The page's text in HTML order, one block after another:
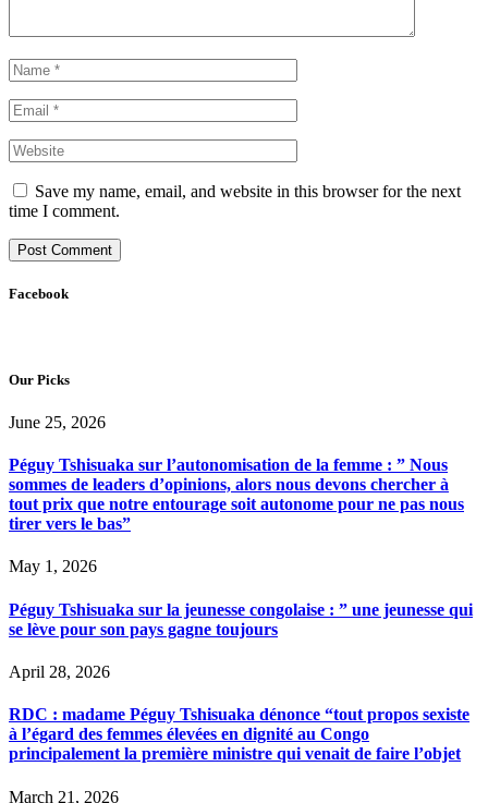
Save my name, email, and website in this browser for the next
time I comment.
Facebook
Our Picks
June 25, 2026
Péguy Tshisuaka sur l’autonomisation de la femme : ” Nous
sommes de leaders d’opinions, alors nous devons chercher à
tout prix que notre entourage soit autonome pour ne pas nous
tirer vers le bas”
May 1, 2026
Péguy Tshisuaka sur la jeunesse congolaise : ” une jeunesse qui
se lève pour son pays gagne toujours
April 28, 2026
RDC : madame Péguy Tshisuaka dénonce “tout propos sexiste
à l’égard des femmes élevées en dignité au Congo
principalement la première ministre qui venait de faire l’objet
March 21, 2026